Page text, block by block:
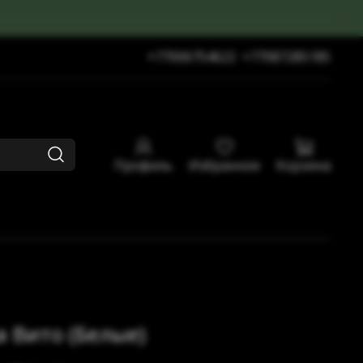
+77006754622 +77087285185
Профиль Избранное Корзина
(Белые)